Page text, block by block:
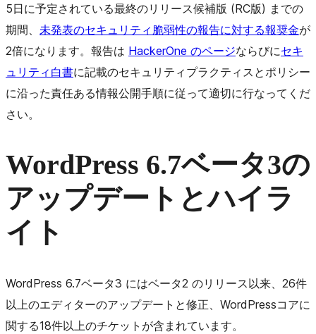
5日に予定されている最終のリリース候補版 (RC版) までの
期間、 未発表のセキュリティ脆弱性の報告に対する報奨金が
2倍になります。報告は HackerOne のページならびにセキ
ュリティ白書に記載のセキュリティプラクティスとポリシー
に沿った責任ある情報公開手順に従って適切に行なってくだ
さい。
WordPress 6.7ベータ3の
アップデートとハイラ
イト
WordPress 6.7ベータ3 にはベータ2 のリリース以来、26件
以上のエディターのアップデートと修正、WordPressコアに
関する18件以上のチケットが含まれています。